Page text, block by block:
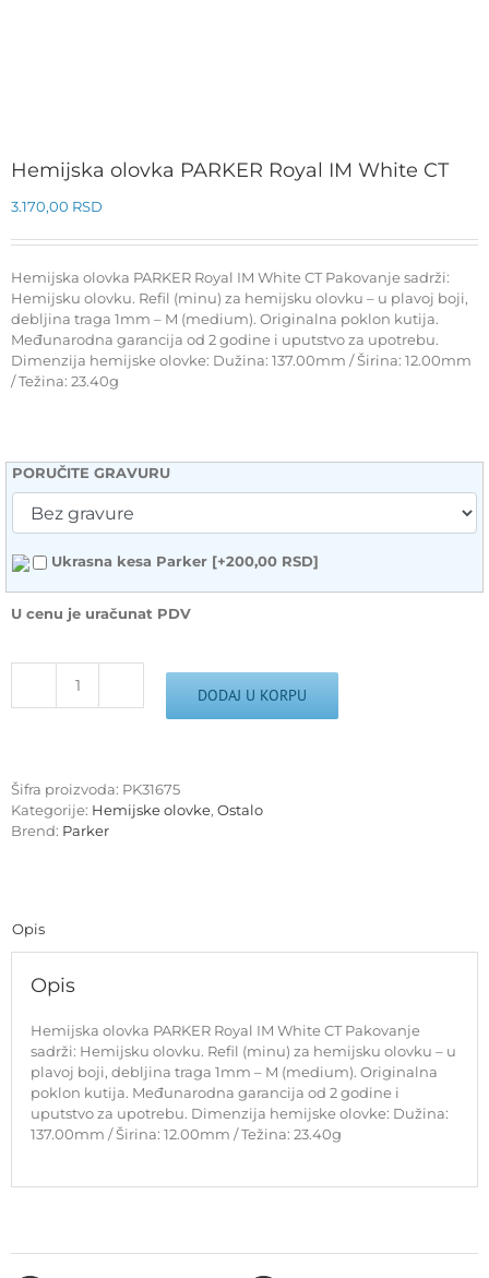
Hemijska olovka PARKER Royal IM White CT
3.170,00 RSD
Hemijska olovka PARKER Royal IM White CT Pakovanje sadrži:
Hemijsku olovku. Refil (minu) za hemijsku olovku – u plavoj boji,
debljina traga 1mm – M (medium). Originalna poklon kutija.
Međunarodna garancija od 2 godine i uputstvo za upotrebu.
Dimenzija hemijske olovke: Dužina: 137.00mm / Širina: 12.00mm
/ Težina: 23.40g
PORUČITE GRAVURU
Ukrasna kesa Parker [+200,00 RSD]
U cenu je uračunat PDV
Hemijska
White
CT
količina
DODAJ U KORPU
Šifra proizvoda: PK31675
Kategorije: Hemijske olovke, Ostalo
Brend: Parker
Opis
Opis
Hemijska olovka PARKER Royal IM White CT Pakovanje
sadrži: Hemijsku olovku. Refil (minu) za hemijsku olovku – u
plavoj boji, debljina traga 1mm – M (medium). Originalna
poklon kutija. Međunarodna garancija od 2 godine i
uputstvo za upotrebu. Dimenzija hemijske olovke: Dužina:
137.00mm / Širina: 12.00mm / Težina: 23.40g